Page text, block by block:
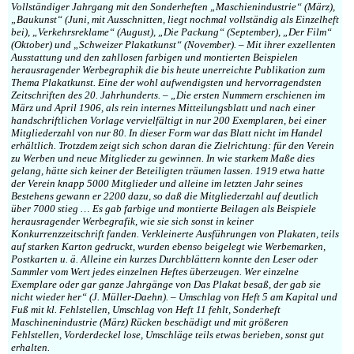
Vollständiger Jahrgang mit den Sonderheften „Maschienindustrie“ (März),
„Baukunst“ (Juni, mit Ausschnitten, liegt nochmal vollständig als Einzelheft
bei), „Verkehrsreklame“ (August), „Die Packung“ (September), „Der Film“
(Oktober) und „Schweizer Plakatkunst“ (November). – Mit ihrer exzellenten
Ausstattung und den zahllosen farbigen und montierten Beispielen
herausragender Werbegraphik die bis heute unerreichte Publikation zum
Thema Plakatkunst. Eine der wohl aufwendigsten und hervorragendsten
Zeitschriften des 20. Jahrhunderts. – „Die ersten Nummern erschienen im
März und April 1906, als rein internes Mitteilungsblatt und nach einer
handschriftlichen Vorlage vervielfältigt in nur 200 Exemplaren, bei einer
Mitgliederzahl von nur 80. In dieser Form war das Blatt nicht im Handel
erhältlich. Trotzdem zeigt sich schon daran die Zielrichtung: für den Verein
zu Werben und neue Mitglieder zu gewinnen. In wie starkem Maße dies
gelang, hätte sich keiner der Beteiligten träumen lassen. 1919 etwa hatte
der Verein knapp 5000 Mitglieder und alleine im letzten Jahr seines
Bestehens gewann er 2200 dazu, so daß die Mitgliederzahl auf deutlich
über 7000 stieg … Es gab farbige und montierte Beilagen als Beispiele
herausragender Werbegrafik, wie sie sich sonst in keiner
Konkurrenzzeitschrift fanden. Verkleinerte Ausführungen von Plakaten, teils
auf starken Karton gedruckt, wurden ebenso beigelegt wie Werbemarken,
Postkarten u. ä. Alleine ein kurzes Durchblättern konnte den Leser oder
Sammler vom Wert jedes einzelnen Heftes überzeugen. Wer einzelne
Exemplare oder gar ganze Jahrgänge von Das Plakat besaß, der gab sie
nicht wieder her“ (J. Müller-Daehn). – Umschlag von Heft 5 am Kapital und
Fuß mit kl. Fehlstellen, Umschlag von Heft 11 fehlt, Sonderheft
Maschinenindustrie (März) Rücken beschädigt und mit größeren
Fehlstellen, Vorderdeckel lose, Umschläge teils etwas berieben, sonst gut
erhalten.